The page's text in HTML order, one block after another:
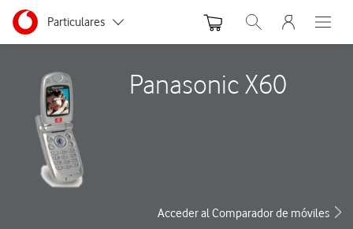
Ir a la pagina principal de vodafone.es
Menu navegación Segmento
Particulares
Pymes
Grandes empresas
y AA.PP.
Abrir buscador. Abre
Abre
Panasonic X60
Acceder al Comparador de móviles